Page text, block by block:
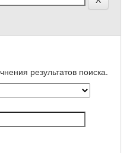
результатов поиска.